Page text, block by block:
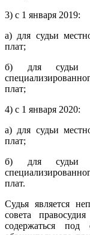
3) с 1 января 2019:
а) для судьи
плат;
б) для судьи
плат;
4) с 1 января 2020:
а) для судьи
плат;
б) для судьи
плат.
Судья является
совета
содержаться